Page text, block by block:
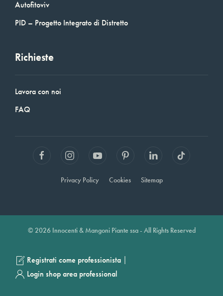
Autofitoviv
PID – Progetto Integrato di Distretto
Richieste
Lavora con noi
FAQ
Privacy Policy Cookies Sitemap
© 2026 Innocenti & Mangoni Piante ssa - All Rights Reserved
Registrati come professionista |
Login shop area professional